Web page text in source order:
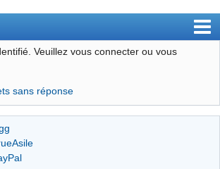
Veuillez vous connecter ou vous
sans réponse